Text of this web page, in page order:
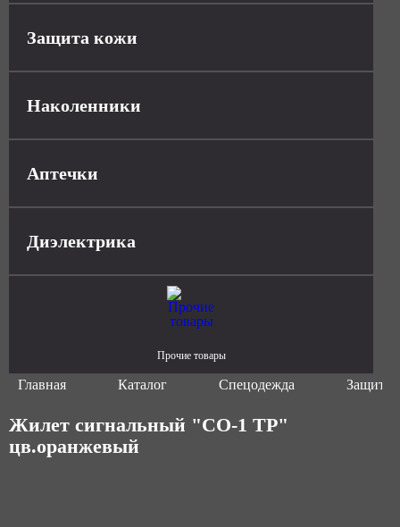
Защита кожи
Наколенники
Аптечки
Диэлектрика
Прочие товары
Главная Каталог Спецодежда
Жилет сигнальный "СО-1 ТР"
цв.оранжевый